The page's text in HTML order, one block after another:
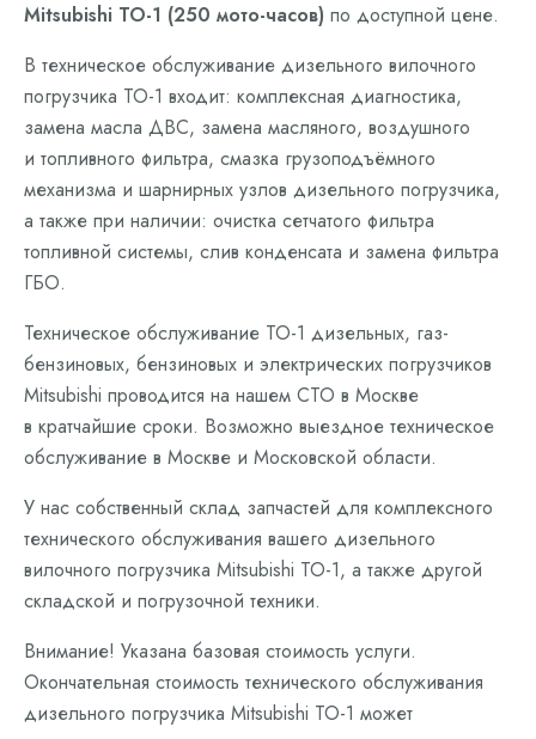
Mitsubishi ТО-1 (250 мото-часов) по доступной цене.
В техническое обслуживание дизельного вилочного
погрузчика ТО-1 входит: комплексная диагностика,
замена масла ДВС, замена масляного, воздушного
и топливного фильтра, смазка грузоподъёмного
механизма и шарнирных узлов дизельного погрузчика,
а также при наличии: очистка сетчатого фильтра
топливной системы, слив конденсата и замена фильтра
ГБО.
Техническое обслуживание ТО-1 дизельных, газ-
бензиновых, бензиновых и электрических погрузчиков
Mitsubishi проводится на нашем СТО в Москве
в кратчайшие сроки. Возможно выездное техническое
обслуживание в Москве и Московской области.
У нас собственный склад запчастей для комплексного
технического обслуживания вашего дизельного
вилочного погрузчика Mitsubishi ТО-1, а также другой
складской и погрузочной техники.
Внимание! Указана базовая стоимость услуги.
Окончательная стоимость технического обслуживания
дизельного погрузчика Mitsubishi ТО-1 может